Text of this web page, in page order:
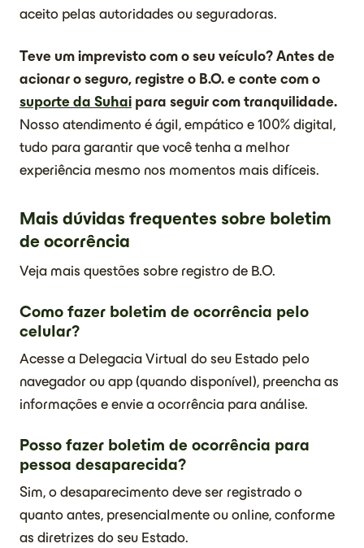
aceito pelas autoridades ou seguradoras.
Teve um imprevisto com o seu veículo? Antes de
acionar o seguro, registre o B.O. e conte com o
suporte da Suhai para seguir com tranquilidade.
Nosso atendimento é ágil, empático e 100% digital,
tudo para garantir que você tenha a melhor
experiência mesmo nos momentos mais difíceis.
Mais dúvidas frequentes sobre boletim
de ocorrência
Veja mais questões sobre registro de B.O.
Como fazer boletim de ocorrência pelo
celular?
Acesse a Delegacia Virtual do seu Estado pelo
navegador ou app (quando disponível), preencha as
informações e envie a ocorrência para análise.
Posso fazer boletim de ocorrência para
pessoa desaparecida?
Sim, o desaparecimento deve ser registrado o
quanto antes, presencialmente ou online, conforme
as diretrizes do seu Estado.